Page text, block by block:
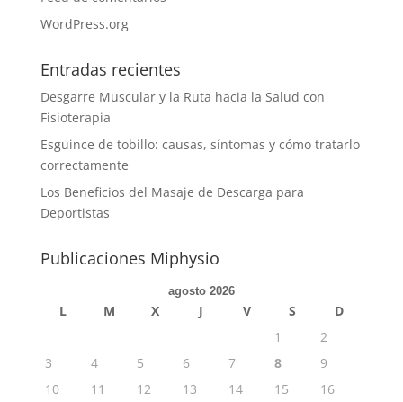
WordPress.org
Entradas recientes
Desgarre Muscular y la Ruta hacia la Salud con
Fisioterapia
Esguince de tobillo: causas, síntomas y cómo tratarlo
correctamente
Los Beneficios del Masaje de Descarga para
Deportistas
Publicaciones Miphysio
agosto 2026
L M X J V S
D
1
2
3
4 5 6 7 8
9
10
11 12 13 14 15
16